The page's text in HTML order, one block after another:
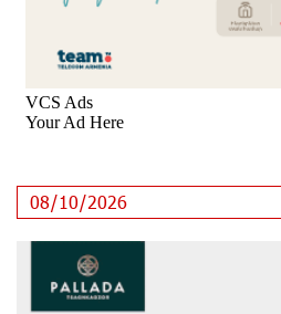
Rate.Trading Platform at
IDBank Introduces an
Khachaturian Rooftop
IDBank
Ucom’s Sales and Service